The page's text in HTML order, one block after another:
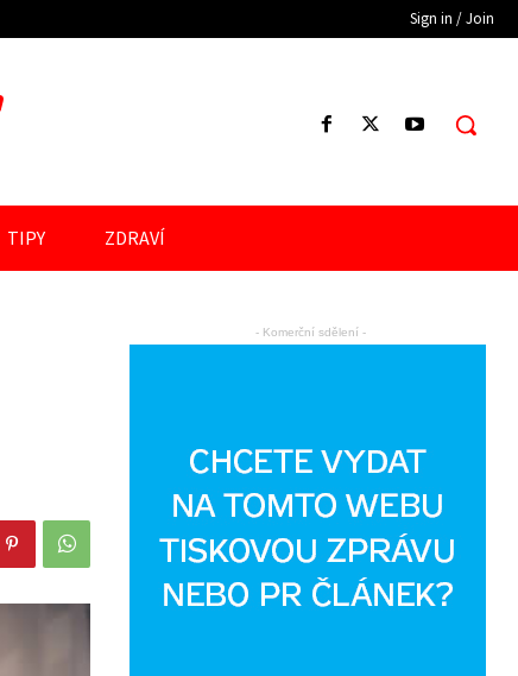
Sign in / Join
TIPY ZDRAVÍ
- Komerční sdělení -